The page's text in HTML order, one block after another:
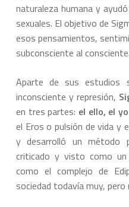
naturaleza humana y
sexuales. El objetivo de
esos pensamientos,
subconsciente al consciente.
Aparte de sus estudios
inconsciente y represión,
en tres partes: el ello, el
el Eros o pulsión de vida y
y desarrolló un método
criticado y visto como
como el complejo de
sociedad todavía muy, pero